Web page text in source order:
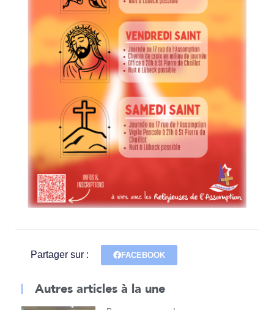
Partager sur : FACEBOOK
Autres articles à la une